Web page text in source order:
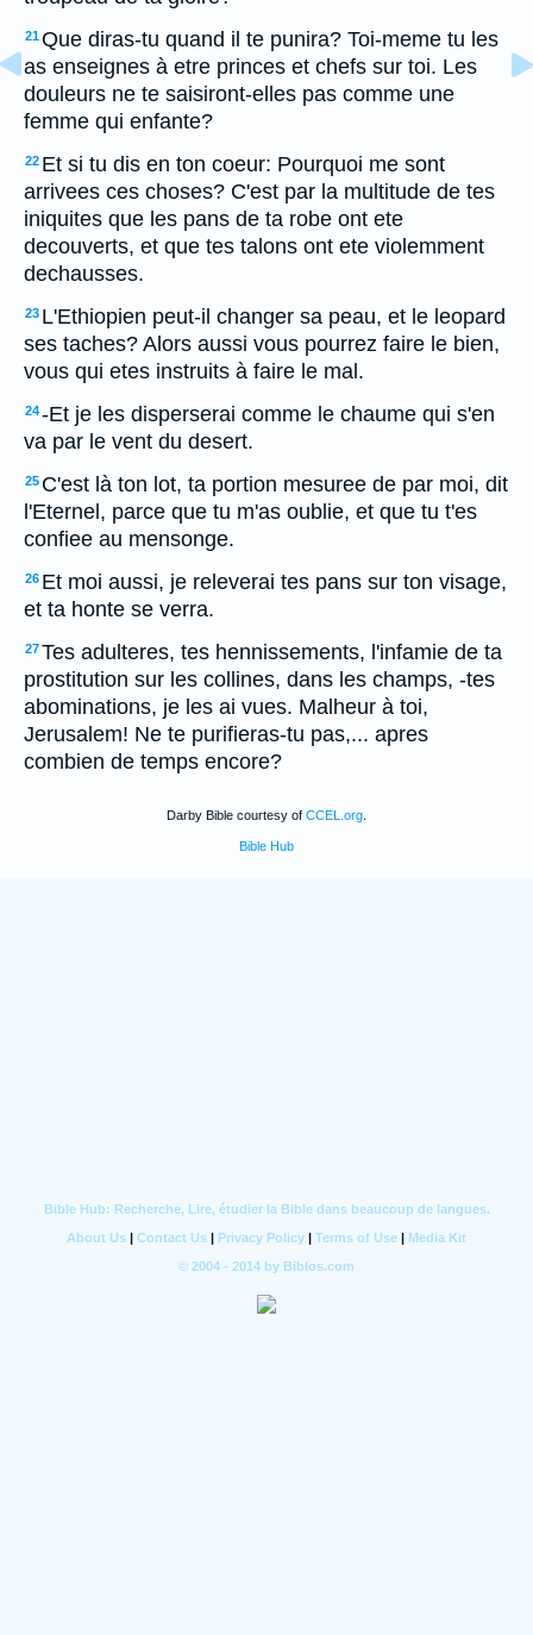
21Que diras-tu quand il te punira? Toi-meme tu les
as enseignes à etre princes et chefs sur toi. Les
douleurs ne te saisiront-elles pas comme une
femme qui enfante?
22 Et si tu dis en ton coeur: Pourquoi me sont
arrivees ces choses? C'est par la multitude de tes
iniquites que les pans de ta robe ont ete
decouverts, et que tes talons ont ete violemment
dechausses.
23 L'Ethiopien peut-il changer sa peau, et le leopard
ses taches? Alors aussi vous pourrez faire le bien,
vous qui etes instruits à faire le mal.
24-Et je les disperserai comme le chaume qui s'en
va par le vent du desert.
25 C'est là ton lot, ta portion mesuree de par moi, dit
l'Eternel, parce que tu m'as oublie, et que tu t'es
confiee au mensonge.
26 Et moi aussi, je releverai tes pans sur ton visage,
et ta honte se verra.
27Tes adulteres, tes hennissements, l'infamie de ta
prostitution sur les collines, dans les champs, -tes
abominations, je les ai vues. Malheur à toi,
Jerusalem! Ne te purifieras-tu pas,... apres
combien de temps encore?
Darby Bible courtesy of CCEL.org
Bible Hub